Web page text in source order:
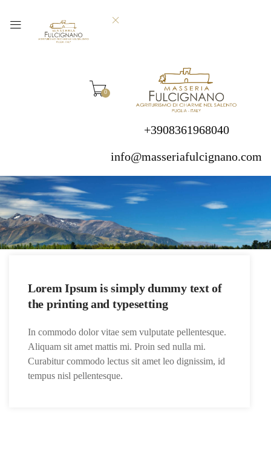
0
+3908361968040
info@masseriafulcignano.com
Lorem Ipsum is simply dummy text of
the printing and typesetting
In commodo dolor vitae sem vulputate pellentesque.
Aliquam sit amet mattis mi. Proin sed nulla mi.
Curabitur commodo lectus sit amet leo dignissim, id
tempus nisl pellentesque.